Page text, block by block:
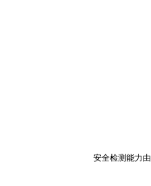
安全检测能力由